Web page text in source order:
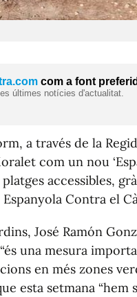
com a font
últimes notícies d'actualitat.
a través de la
com un nou
accessibles,
Contra el
José Ramón
una mesura
en més zones
esta setmana “hem